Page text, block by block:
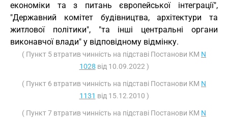
економіки та з питань європейської інтеграції",
"Державний комітет будівництва, архітектури та
житлової політики", "та інші центральні органи
виконавчої влади" у відповідному відмінку.
( Пункт 5 втратив чинність на підставі Постанови КМ N
1028 від 10.09.2022 )
( Пункт 6 втратив чинність на підставі Постанови КМ N
1131 від 15.12.2010 )
( Пункт 7 втратив чинність на підставі Постанови КМ N